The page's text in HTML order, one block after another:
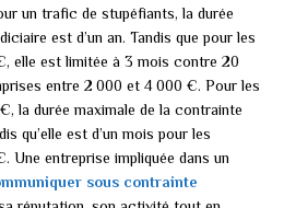
un trafic de stupéfiants, la durée
est d’un an. Tandis que pour les
elle est limitée à 3 mois contre 20
entre 2 000 et 4 000 €. Pour les
la durée maximale de la contrainte
qu’elle est d’un mois pour les
Une entreprise impliquée dans un
sous contrainte